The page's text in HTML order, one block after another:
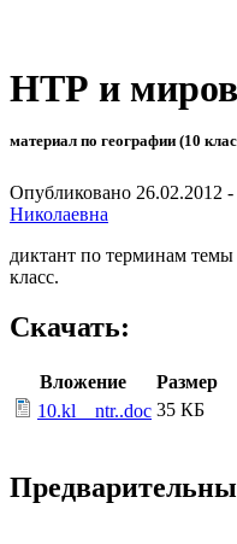
НТР и
материал по географии (10
Опубликовано 26.02.2012 -
Николаевна
диктант по терминам
класс.
Скачать:
Вложение
Размер
10.kl__ntr..doc 35 КБ